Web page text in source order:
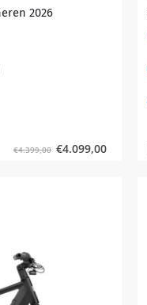
2026
€4.399,00 €4.099,00